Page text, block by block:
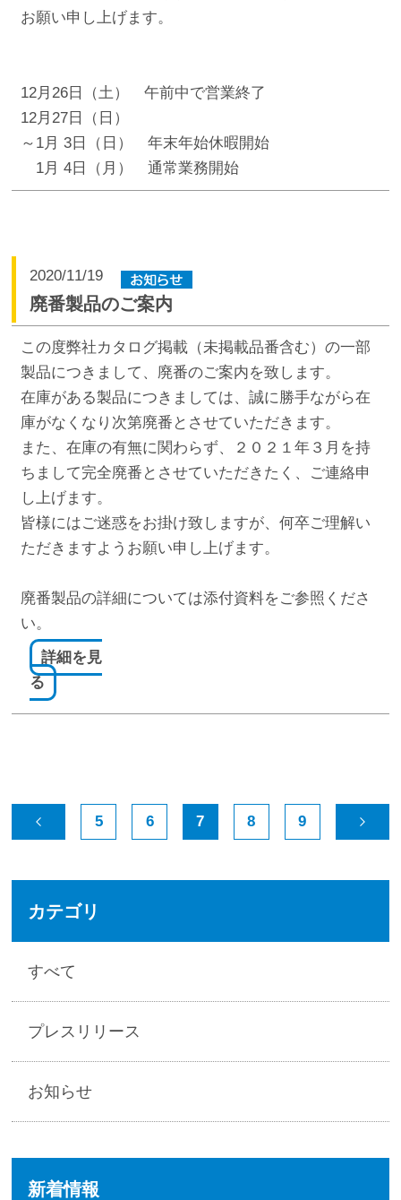
お願い申し上げます。
12月26日（土） 午前中で営業終了
12月27日（日）
～1月 3日（日） 年末年始休暇開始
1月 4日（月） 通常業務開始
2020/11/19
廃番製品のご案内
この度弊社カタログ掲載（未掲載品番含む）の一部
製品につきまして、廃番のご案内を致します。
在庫がある製品につきましては、誠に勝手ながら在
庫がなくなり次第廃番とさせていただきます。
また、在庫の有無に関わらず、２０２１年３月を持
ちまして完全廃番とさせていただきたく、ご連絡申
し上げます。
皆様にはご迷惑をお掛け致しますが、何卒ご理解い
ただきますようお願い申し上げます。
廃番製品の詳細については添付資料をご参照くださ
い。
詳細を見
る
5 6 7 8 9
カテゴリ
すべて
プレスリリース
お知らせ
新着情報